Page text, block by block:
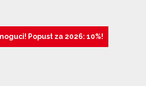
Popust za 2026: 10%!